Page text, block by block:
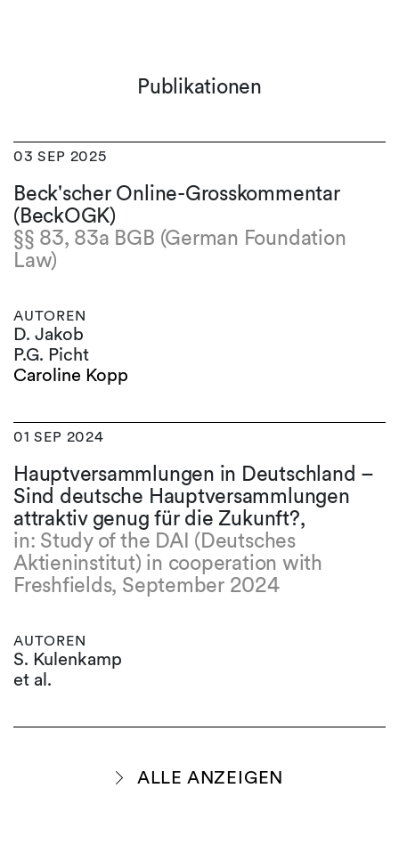
Publikationen
03 SEP 2025
Beck'scher Online-Grosskommentar
(BeckOGK)
§§ 83, 83a BGB (German Foundation
Law)
AUTOREN
D. Jakob
P.G. Picht
Caroline Kopp
01 SEP 2024
Hauptversammlungen in Deutschland –
Sind deutsche Hauptversammlungen
attraktiv genug für die Zukunft?,
in: Study of the DAI (Deutsches
Aktieninstitut) in cooperation with
Freshfields, September 2024
AUTOREN
S. Kulenkamp
et al.
ALLE ANZEIGEN